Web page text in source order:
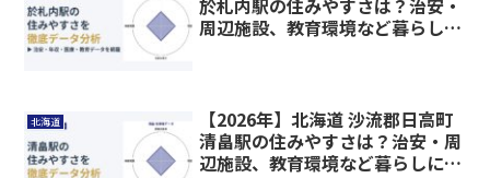
於札内駅の住みやすさは？治安・
周辺施設、教育環境など暮らしに
北海道
【2026年】北海道 沙流郡日高町
清畠駅の住みやすさは？治安・周
辺施設、教育環境など暮らしに関